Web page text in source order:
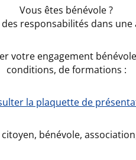
Vous êtes bénévole ?
responsabilités dans une
votre engagement
conditions, de formations :
la plaquette de